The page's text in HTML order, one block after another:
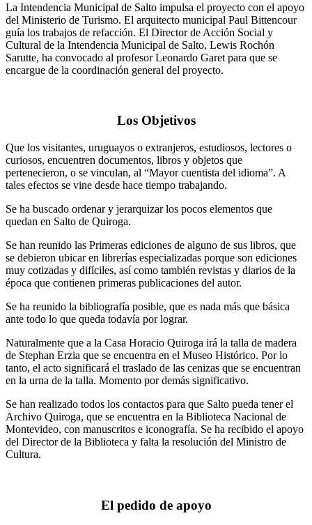
La Intendencia Municipal de Salto impulsa el proyecto con el apoyo
del Ministerio de Turismo. El arquitecto municipal Paul Bittencour
guía los trabajos de refacción. El Director de Acción Social y
Cultural de la Intendencia Municipal de Salto, Lewis Rochón
Sarutte, ha convocado al profesor Leonardo Garet para que se
encargue de la coordinación general del proyecto.
Los Objetivos
Que los visitantes, uruguayos o extranjeros, estudiosos, lectores o
curiosos, encuentren documentos, libros y objetos que
pertenecieron, o se vinculan, al “Mayor cuentista del idioma”. A
tales efectos se vine desde hace tiempo trabajando.
Se ha buscado ordenar y jerarquizar los pocos elementos que
quedan en Salto de Quiroga.
Se han reunido las Primeras ediciones de alguno de sus libros, que
se debieron ubicar en librerías especializadas porque son ediciones
muy cotizadas y difíciles, así como también revistas y diarios de la
época que contienen primeras publicaciones del autor.
Se ha reunido la bibliografía posible, que es nada más que básica
ante todo lo que queda todavía por lograr.
Naturalmente que a la Casa Horacio Quiroga irá la talla de madera
de Stephan Erzia que se encuentra en el Museo Histórico. Por lo
tanto, el acto significará el traslado de las cenizas que se encuentran
en la urna de la talla. Momento por demás significativo.
Se han realizado todos los contactos para que Salto pueda tener el
Archivo Quiroga, que se encuentra en la Biblioteca Nacional de
Montevideo, con manuscritos e iconografía. Se ha recibido el apoyo
del Director de la Biblioteca y falta la resolución del Ministro de
Cultura.
El pedido de apoyo